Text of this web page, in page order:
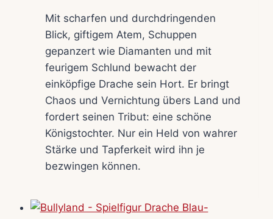
Mit scharfen und durchdringenden
Blick, giftigem Atem, Schuppen
gepanzert wie Diamanten und mit
feurigem Schlund bewacht der
einköpfige Drache sein Hort. Er bringt
Chaos und Vernichtung übers Land und
fordert seinen Tribut: eine schöne
Königstochter. Nur ein Held von wahrer
Stärke und Tapferkeit wird ihn je
bezwingen können.